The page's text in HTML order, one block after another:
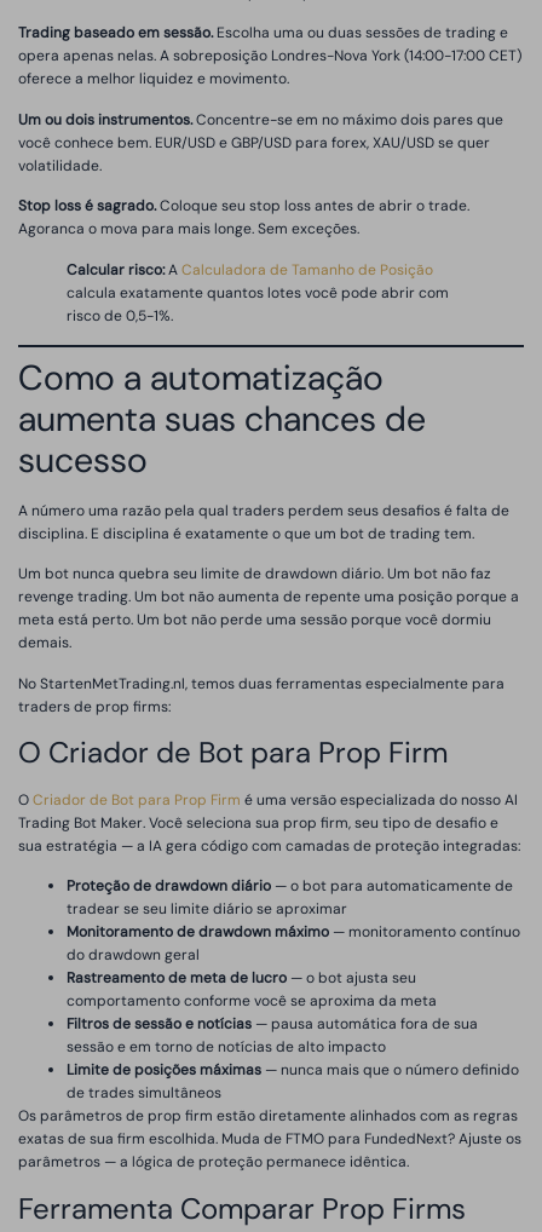
Trading baseado em sessão.Escolha uma ou duas sessões de trading e
opera apenas nelas. A sobreposição Londres-Nova York (14:00-17:00 CET)
oferece a melhor liquidez e movimento.
Um ou dois instrumentos.Concentre-se em no máximo dois pares que
você conhece bem. EUR/USD e GBP/USD para forex, XAU/USD se quer
volatilidade.
Stop loss é sagrado.Coloque seu stop loss antes de abrir o trade.
Agoranca o mova para mais longe. Sem exceções.
Calcular risco:ACalculadora de Tamanho de Posição
calcula exatamente quantos lotes você pode abrir com
risco de 0,5-1%.
Como a automatização
aumenta suas chances de
sucesso
A número uma razão pela qual traders perdem seus desafios é falta de
disciplina. E disciplina é exatamente o que um bot de trading tem.
Um bot nunca quebra seu limite de drawdown diário. Um bot não faz
revenge trading. Um bot não aumenta de repente uma posição porque a
meta está perto. Um bot não perde uma sessão porque você dormiu
demais.
No StartenMetTrading.nl, temos duas ferramentas especialmente para
traders de prop firms:
O Criador de Bot para Prop Firm
OCriador de Bot para Prop Firm é uma versão especializada do nosso AI
Trading Bot Maker. Você seleciona sua prop firm, seu tipo de desafio e
sua estratégia — a IA gera código com camadas de proteção integradas:
Proteção de drawdown diário — o bot para automaticamente de
tradear se seu limite diário se aproximar
Monitoramento de drawdown máximo — monitoramento contínuo
do drawdown geral
Rastreamento de meta de lucro — o bot ajusta seu
comportamento conforme você se aproxima da meta
Filtros de sessão e notícias — pausa automática fora de sua
sessão e em torno de notícias de alto impacto
Limite de posições máximas — nunca mais que o número definido
de trades simultâneos
Os parâmetros de prop firm estão diretamente alinhados com as regras
exatas de sua firm escolhida. Muda de FTMO para FundedNext? Ajuste os
parâmetros — a lógica de proteção permanece idêntica.
Ferramenta Comparar Prop Firms